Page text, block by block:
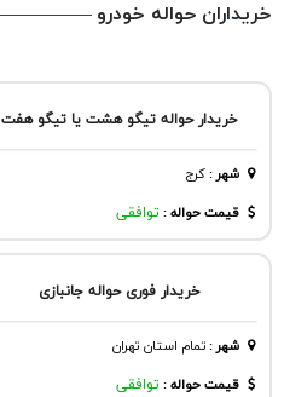
خریداران حواله خودرو
خریدار حواله تیگو هشت یا تیگو هفت
شهر:كرج
قیمت حواله : توافقی
خریدار فوری حواله جانبازی
شهر:تمام استان تهران
قیمت حواله : توافقی